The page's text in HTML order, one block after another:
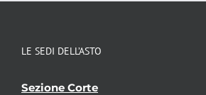
LE SEDI DELL’ASTO
Sezione Corte